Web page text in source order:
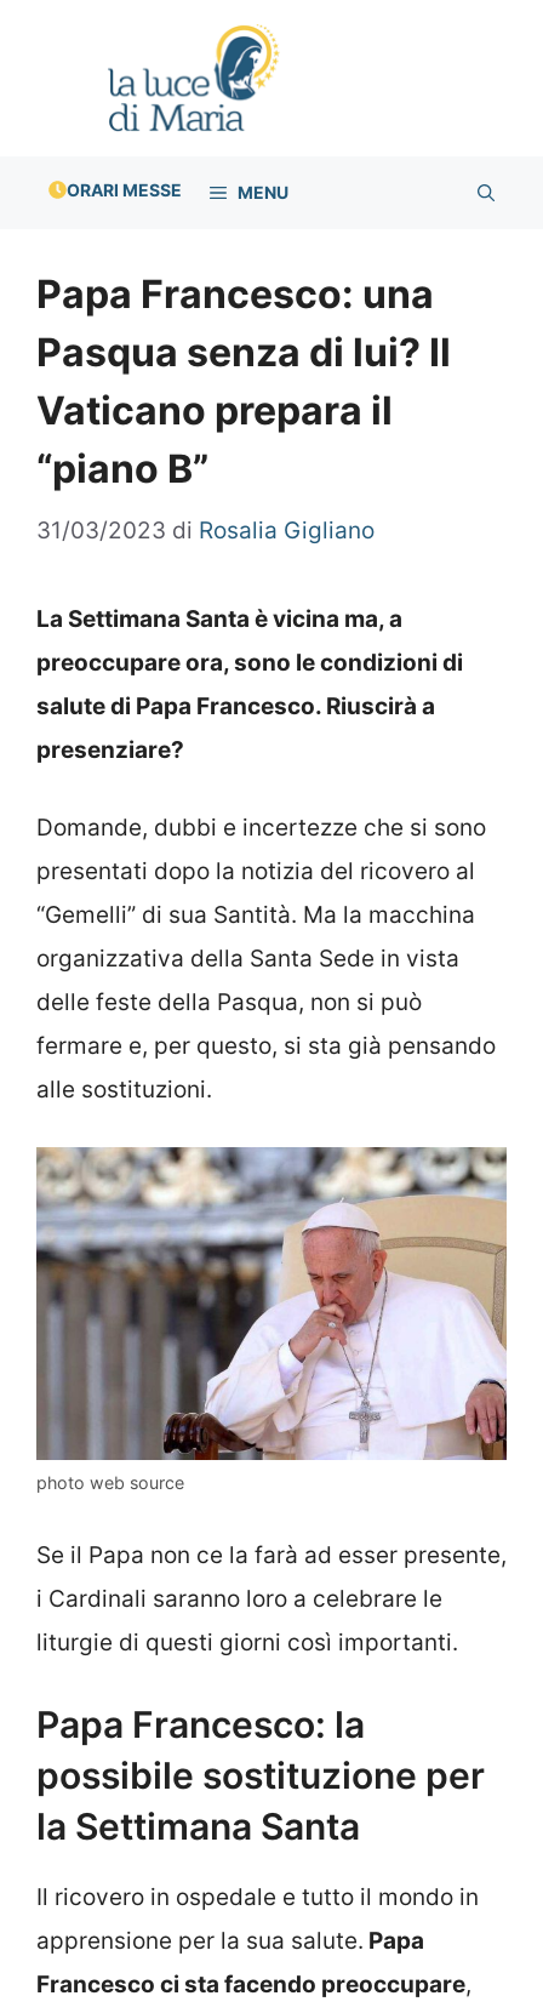
ORARI MESSE MENU
Papa Francesco: una
Pasqua senza di lui? Il
Vaticano prepara il
“piano B”
31/03/2023 di Rosalia Gigliano
La Settimana Santa è vicina ma, a
preoccupare ora, sono le condizioni di
salute di Papa Francesco. Riuscirà a
presenziare?
Domande, dubbi e incertezze che si sono
presentati dopo la notizia del ricovero al
“Gemelli” di sua Santità. Ma la macchina
organizzativa della Santa Sede in vista
delle feste della Pasqua, non si può
fermare e, per questo, si sta già pensando
alle sostituzioni.
photo web source
Se il Papa non ce la farà ad esser presente,
i Cardinali saranno loro a celebrare le
liturgie di questi giorni così importanti.
Papa Francesco: la
possibile sostituzione per
la Settimana Santa
Il ricovero in ospedale e tutto il mondo in
apprensione per la sua salute. Papa
Francesco ci sta facendo preoccupare,